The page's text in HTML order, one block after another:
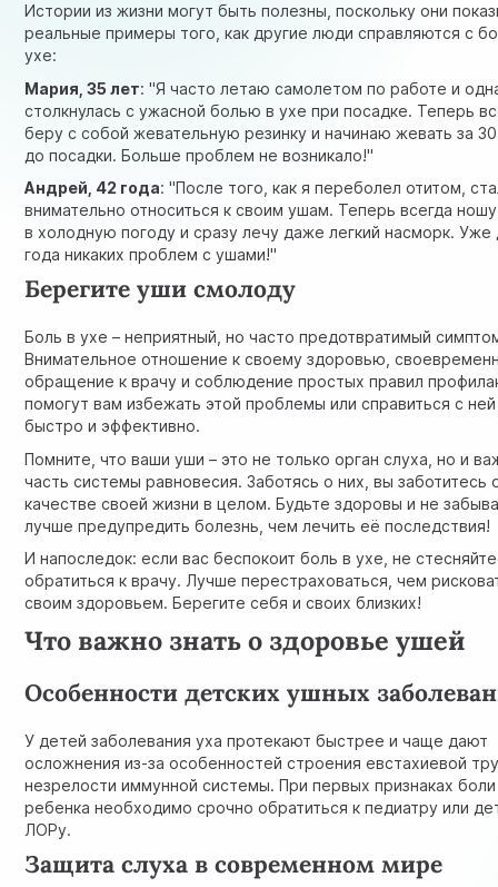
Истории из жизни могут быть полезны, поскольку они
реальные примеры того, как другие люди справляются с
ухе:
Мария, 35 лет: "Я часто летаю самолетом по работе и
столкнулась с ужасной болью в ухе при посадке. Теперь
беру с собой жевательную резинку и начинаю жевать за
до посадки. Больше проблем не возникало!"
Андрей, 42 года: "После того, как я переболел отитом,
внимательно относиться к своим ушам. Теперь всегда
в холодную погоду и сразу лечу даже легкий насморк. Уже
года никаких проблем с ушами!"
Берегите уши смолоду
Боль в ухе – неприятный, но часто предотвратимый
Внимательное отношение к своему здоровью,
обращение к врачу и соблюдение простых правил
помогут вам избежать этой проблемы или справиться с ней
быстро и эффективно.
Помните, что ваши уши – это не только орган слуха, но и
часть системы равновесия. Заботясь о них, вы заботитесь
качестве своей жизни в целом. Будьте здоровы и не
лучше предупредить болезнь, чем лечить её последствия!
И напоследок: если вас беспокоит боль в ухе, не
обратиться к врачу. Лучше перестраховаться, чем
своим здоровьем. Берегите себя и своих близких!
Что важно знать о здоровье ушей
Особенности детских ушных
У детей заболевания уха протекают быстрее и чаще дают
осложнения из-за особенностей строения евстахиевой
незрелости иммунной системы. При первых признаках
ребенка необходимо срочно обратиться к педиатру или
ЛОРу.
Защита слуха в современном мире